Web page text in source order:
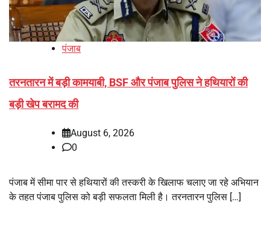
पंजाब
तरनतारन में बड़ी कामयाबी, BSF और पंजाब पुलिस ने हथियारों की
बड़ी खेप बरामद की
August 6, 2026
0
पंजाब में सीमा पार से हथियारों की तस्करी के खिलाफ चलाए जा रहे अभियान
के तहत पंजाब पुलिस को बड़ी सफलता मिली है। तरनतारन पुलिस […]